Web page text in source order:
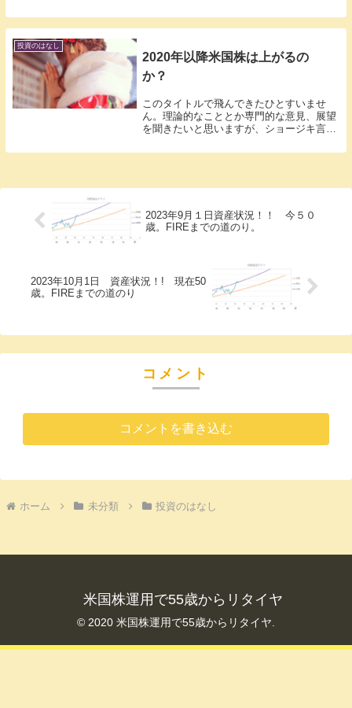
す。さて、どんな投資信託なのでしょう
か？iFreeNEXTNASDAQ 次世代５...
投資のはなし
2020年以降米国株は上がるの
か？
このタイトルで飛んできたひとすいませ
ん。理論的なこととか専門的な意見、展望
を聞きたいと思いますが、ショージキ言っ
ません。というか、専門家の意見でも大抵
2023年9月１日資産状況！！ 今５０
歳。FIREまでの道のり。
2023年10月1日 資産状況！! 現在50
歳。FIREまでの道のり
コメント
コメントを書き込む
ホーム 未分類 投資のはなし
米国株運用で55歳からリタイヤ
© 2020 米国株運用で55歳からリタイヤ.